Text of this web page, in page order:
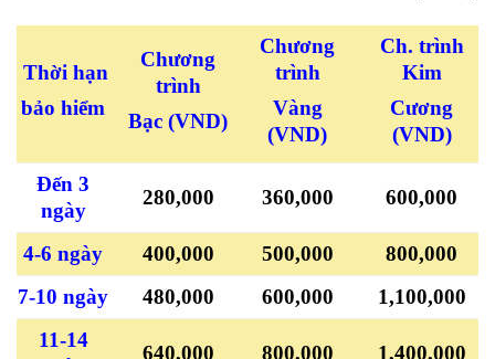
Thời hạn
bảo hiểm
Chương
trình
Bạc (VND)
Chương
trình
Vàng
(VND)
Ch. trình
Kim
Cương
(VND)
Đến 3
ngày
280,000 360,000 600,000
4-6 ngày 400,000 500,000
800,000
7-10 ngày
480,000 600,000
1,100,000
11-14
640,000 800,000 1,400,000